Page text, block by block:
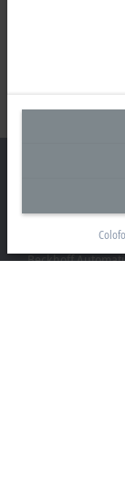
Hoofdkantoor
Beckhoff